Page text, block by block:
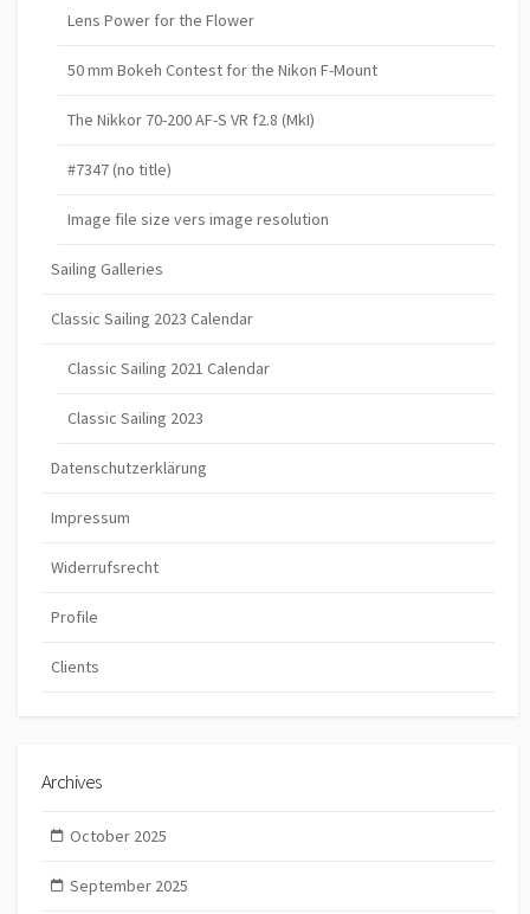
Lens Power for the Flower
50 mm Bokeh Contest for the Nikon F-Mount
The Nikkor 70-200 AF-S VR f2.8 (MkI)
#7347 (no title)
Image file size vers image resolution
Sailing Galleries
Classic Sailing 2023 Calendar
Classic Sailing 2021 Calendar
Classic Sailing 2023
Datenschutzerklärung
Impressum
Widerrufsrecht
Profile
Clients
Archives
October 2025
September 2025